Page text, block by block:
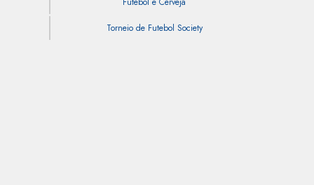
Torneio de Futebol Society